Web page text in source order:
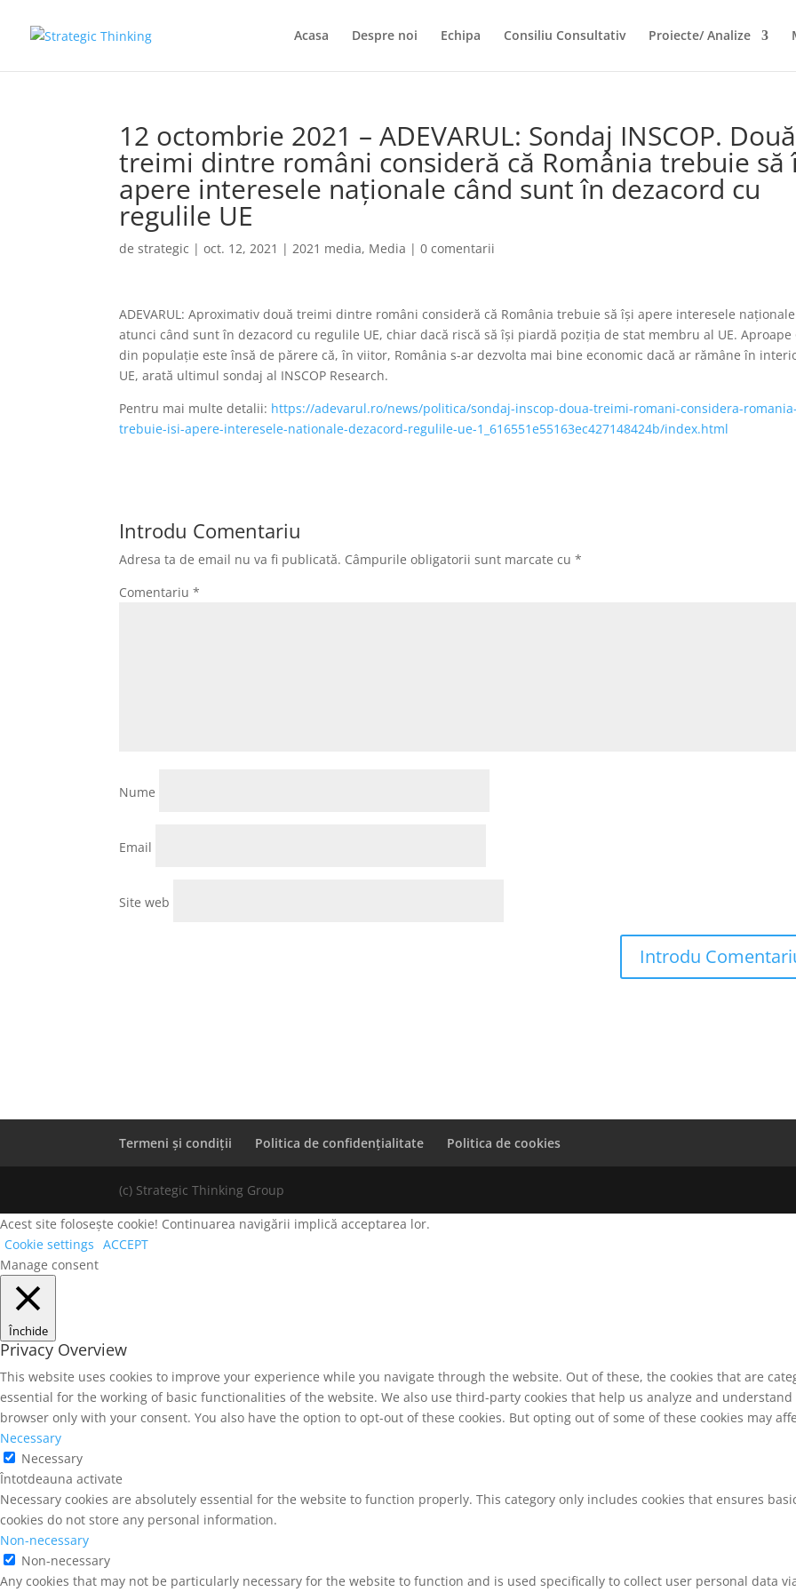
Acasa Despre noi Echipa Consiliu Consultativ Proiecte/ Analize
12 octombrie 2021 – ADEVARUL: Sondaj INSCOP. Două
treimi dintre români consideră că România trebuie să
apere interesele naţionale când sunt în dezacord cu
regulile UE
destrategic |oct. 12, 2021 |2021 media, Media |0 comentarii
ADEVARUL: Aproximativ două treimi dintre români consideră că România trebuie să îşi apere interesele naţionale
atunci când sunt în dezacord cu regulile UE, chiar dacă riscă să îşi piardă poziţia de stat membru al UE. Aproape
din populaţie este însă de părere că, în viitor, România s-ar dezvolta mai bine economic dacă ar rămâne în
UE, arată ultimul sondaj al INSCOP Research.
Pentru mai multe detalii: https://adevarul.ro/news/politica/sondaj-inscop-doua-treimi-romani-considera-
trebuie-isi-apere-interesele-nationale-dezacord-regulile-ue-1_616551e55163ec427148424b/index.html
Introdu Comentariu
Adresa ta de email nu va fi publicată. Câmpurile obligatorii sunt marcate cu*
Comentariu*
Nume
Email
Site web
Termeni și condiții Politica de confidențialitate Politica de cookies
(c) Strategic Thinking Group
Acest site folosește cookie! Continuarea navigării implică acceptarea lor.
Cookie settings ACCEPT
Manage consent
Închide
Privacy Overview
This website uses cookies to improve your experience while you navigate through the website. Out of these, the cookies that are
essential for the working of basic functionalities of the website. We also use third-party cookies that help us analyze and
browser only with your consent. You also have the option to opt-out of these cookies. But opting out of some of these cookies may
Necessary
Necessary
Întotdeauna activate
Necessary cookies are absolutely essential for the website to function properly. This category only includes cookies that ensures
cookies do not store any personal information.
Non-necessary
Non-necessary
Any cookies that may not be particularly necessary for the website to function and is used specifically to collect user personal data